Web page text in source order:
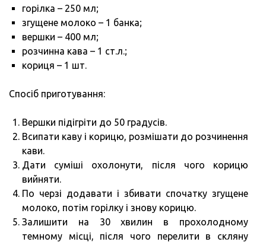
горілка – 250 мл;
згущене молоко – 1 банка;
вершки – 400 мл;
розчинна кава – 1 ст.л.;
кориця – 1 шт.
Спосіб приготування:
Вершки підігріти до 50 градусів.
Всипати каву і корицю, розмішати до розчинення
кави.
Дати суміші охолонути, після чого корицю
вийняти.
По черзі додавати і збивати спочатку згущене
молоко, потім горілку і знову корицю.
Залишити на 30 хвилин в прохолодному
темному місці, після чого перелити в скляну